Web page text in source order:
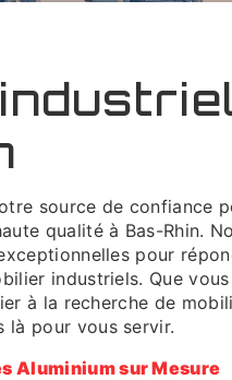
source de confiance
qualité à Bas-Rhin.
pour
industriels. Que
à la recherche de
là pour vous servir.
Aluminium sur Mesure